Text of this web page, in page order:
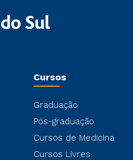
Cursos
Graduação
Pós-graduação
Cursos de Medicina
Cursos Livres